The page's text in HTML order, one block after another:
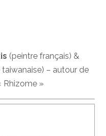
(peintre français) &
– autour de
Rhizome »